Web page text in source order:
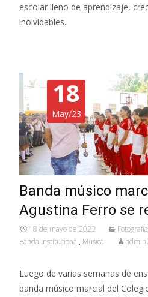
escolar lleno de aprendizaje,
inolvidables.
18
May/23
Banda músico
Agustina Ferro se
18 de mayo de 2023
Banda Institucional, Musica
Luego de varias semanas de
banda músico marcial del